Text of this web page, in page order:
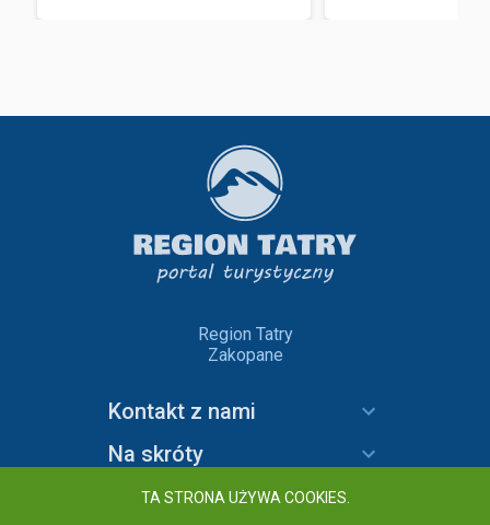
Region Tatry
Zakopane
Kontakt z nami
Na skróty
Informacje
TA STRONA UŻYWA COOKIES.